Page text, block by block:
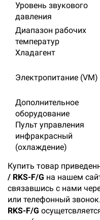
Уровень звукового
давления
Диапазон рабочих
температур
Хладагент
Электропитание (VM)
Дополнительное
оборудование
Пульт управления
инфракрасный
(охлаждение)
Купить товар
/ RKS-F/G на нашем
связавшись с нами
или телефонный
RKS-F/G